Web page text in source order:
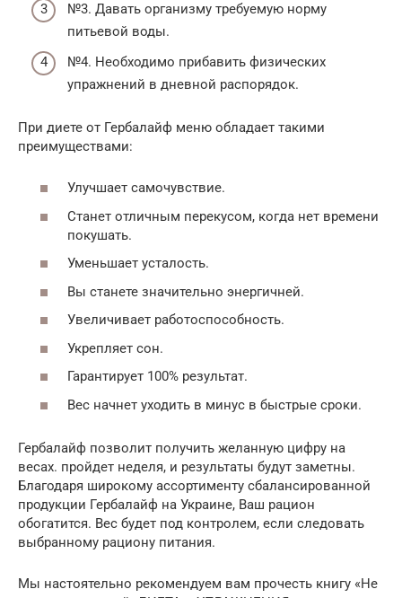
№3. Давать организму требуемую норму
питьевой воды.
№4. Необходимо прибавить физических
упражнений в дневной распорядок.
При диете от Гербалайф меню обладает такими
преимуществами:
Улучшает самочувствие.
Станет отличным перекусом, когда нет времени
покушать.
Уменьшает усталость.
Вы станете значительно энергичней.
Увеличивает работоспособность.
Укрепляет сон.
Гарантирует 100% результат.
Вес начнет уходить в минус в быстрые сроки.
Гербалайф позволит получить желанную цифру на
весах. пройдет неделя, и результаты будут заметны.
Благодаря широкому ассортименту сбалансированной
продукции Гербалайф на Украине, Ваш рацион
обогатится. Вес будет под контролем, если следовать
выбранному рациону питания.
Мы настоятельно рекомендуем вам прочесть книгу «Не